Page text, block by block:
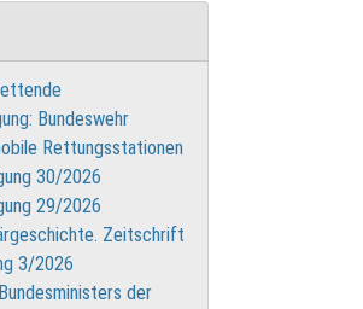
Bundeswehr
Rettungsstationen
30/2026
29/2026
Zeitschrift
3/2026
der